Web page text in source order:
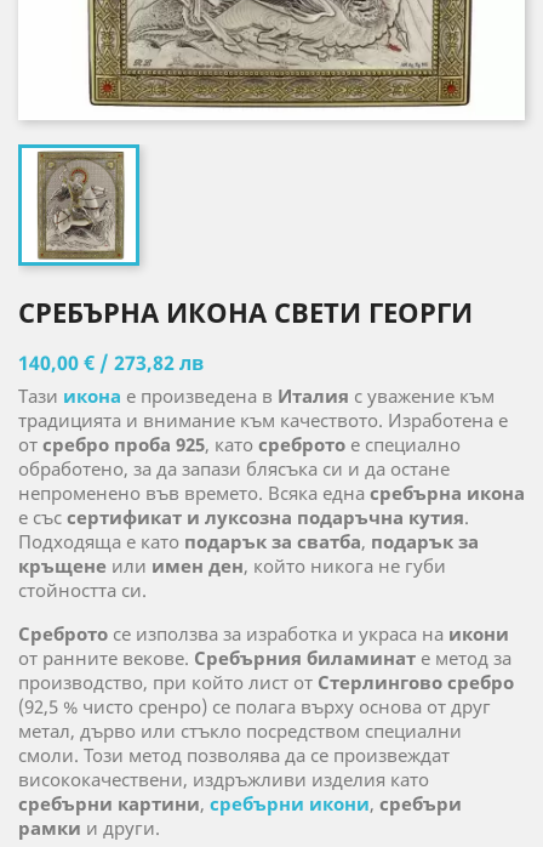
СРЕБЪРНА ИКОНА СВЕТИ ГЕОРГИ
140,00 € / 273,82 лв
Тази икона е произведена в Италия с уважение към
традицията и внимание към качеството. Изработена е
от сребро проба 925, като среброто е специално
обработено, за да запази блясъка си и да остане
непроменено във времето. Всяка една сребърна икона
е със сертификат и луксозна подаръчна кутия.
Подходяща е като подарък за сватба, подарък за
кръщене или имен ден, който никога не губи
стойността си.
Среброто се използва за изработка и украса на икони
от ранните векове. Сребърния биламинат е метод за
производство, при който лист от Стерлингово сребро
(92,5 % чисто сренро) се полага върху основа от друг
метал, дърво или стъкло посредством специални
смоли. Този метод позволява да се произвеждат
висококачествени, издръжливи изделия като
сребърни картини, сребърни икони, сребъри
рамки и други.